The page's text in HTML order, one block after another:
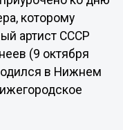
которому
артист СССР
(9 октября
в Нижнем